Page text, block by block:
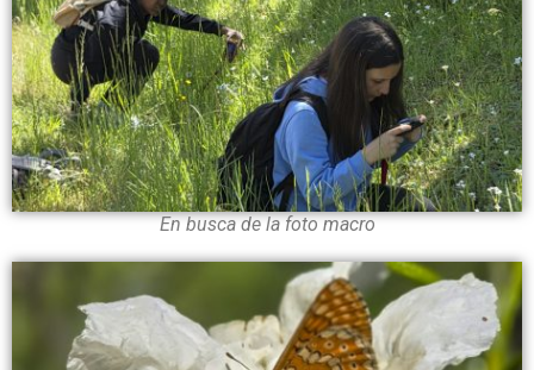
En busca de la foto macro